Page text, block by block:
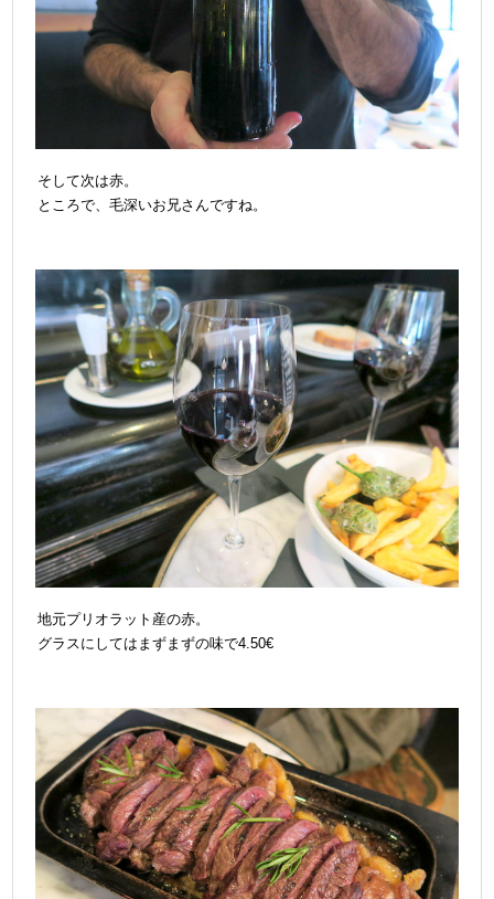
そして次は赤。
ところで、毛深いお兄さんですね。
地元プリオラット産の赤。
グラスにしてはまずまずの味で4.50€